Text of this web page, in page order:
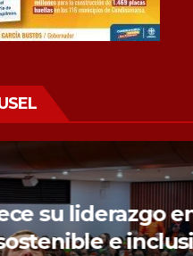
la protección
con la
predios